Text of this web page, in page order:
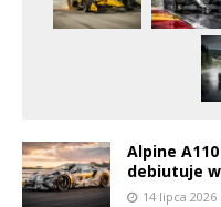
Alpine
debiutuje
14 lipca 2026